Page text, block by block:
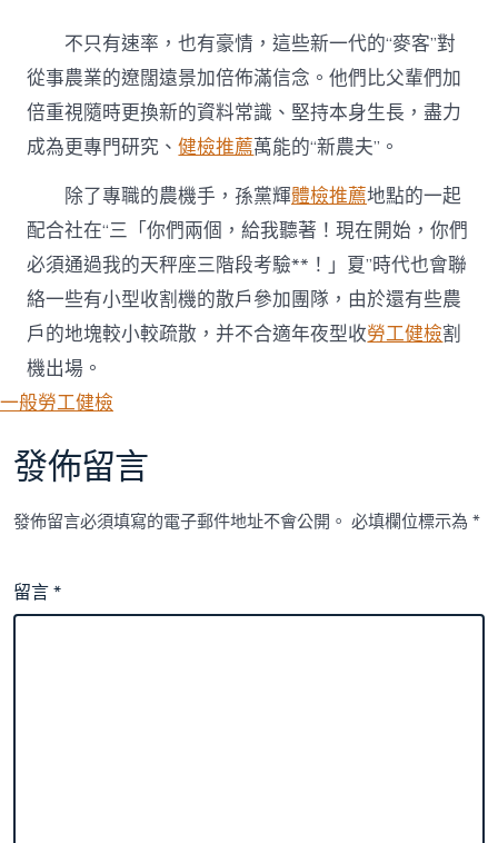
不只有速率，也有豪情，這些新一代的“麥客”對
從事農業的遼闊遠景加倍佈滿信念。他們比父輩們加
倍重視隨時更換新的資料常識、堅持本身生長，盡力
成為更專門研究、健檢推薦萬能的“新農夫”。
除了專職的農機手，孫黨輝體檢推薦地點的一起
配合社在“三「你們兩個，給我聽著！現在開始，你們
必須通過我的天秤座三階段考驗**！」夏”時代也會聯
絡一些有小型收割機的散戶參加團隊，由於還有些農
戶的地塊較小較疏散，并不合適年夜型收勞工健檢割
機出場。
一般勞工健檢
發佈留言
發佈留言必須填寫的電子郵件地址不會公開。 必填欄位標示為*
留言*